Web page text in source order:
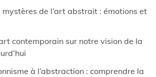
mystères de l’art abstrait : émotions et
contemporain sur notre vision de la
à l’abstraction : comprendre la